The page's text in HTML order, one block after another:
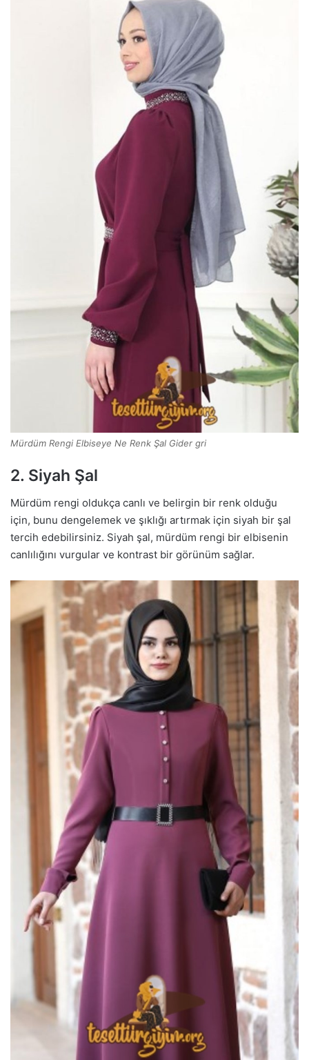
Mürdüm Rengi Elbiseye Ne Renk Şal Gider gri
2. Siyah Şal
Mürdüm rengi oldukça canlı ve belirgin bir renk olduğu
için, bunu dengelemek ve şıklığı artırmak için siyah bir şal
tercih edebilirsiniz. Siyah şal, mürdüm rengi bir elbisenin
canlılığını vurgular ve kontrast bir görünüm sağlar.